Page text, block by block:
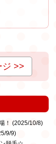
ジ >>
！ (2025/10/8)
9/9)